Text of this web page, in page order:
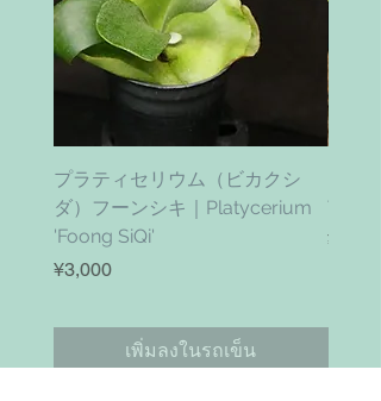
プラティセリウム（ビカクシ
ダ）フーンシキ｜Platycerium
'Foong SiQi'
ราคา
¥3,000
เพิ่มลงในรถเข็น
ราคา
¥4,800